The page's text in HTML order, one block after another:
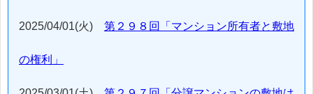
2025/04/01(火) 第２９８回「マンション所有者と敷地
の権利」